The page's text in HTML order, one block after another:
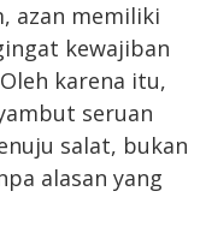
azan memiliki
kewajiban
karena itu,
seruan
salat, bukan
alasan yang